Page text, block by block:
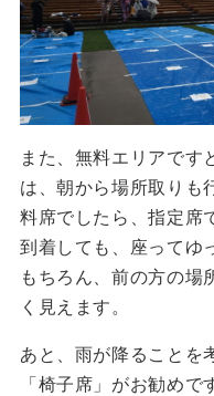
また、無料エリアです
は、朝から場所取りも
料席でしたら、指定席
到着しても、座ってゆ
もちろん、前の方の場
く見えます。
あと、雨が降ることを
「椅子席」がお勧めで